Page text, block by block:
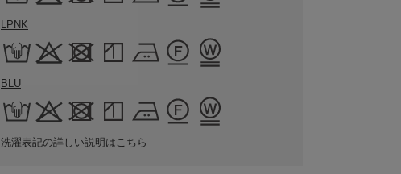
LPNK
BLU
洗濯表記の詳しい説明はこちら